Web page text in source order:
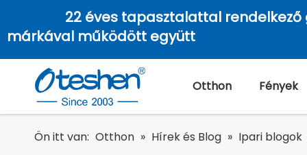
22 éves tapasztalattal rendelkező
márkával működött együtt
Otthon Fények
Ön itt van: Otthon » Hírek és Blog » Ipari blogok